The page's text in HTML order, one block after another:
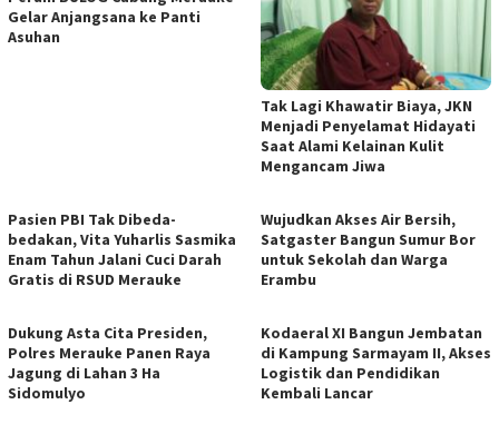
Gelar Anjangsana ke Panti
Asuhan
Tak Lagi Khawatir Biaya, JKN
Menjadi Penyelamat Hidayati
Saat Alami Kelainan Kulit
Mengancam Jiwa
Pasien PBI Tak Dibeda-
bedakan, Vita Yuharlis Sasmika
Enam Tahun Jalani Cuci Darah
Gratis di RSUD Merauke
​Wujudkan Akses Air Bersih,
Satgaster Bangun Sumur Bor
untuk Sekolah dan Warga
Erambu
​Dukung Asta Cita Presiden,
Polres Merauke Panen Raya
Jagung di Lahan 3 Ha
Sidomulyo
Kodaeral XI Bangun Jembatan
di Kampung Sarmayam II, Akses
Logistik dan Pendidikan
Kembali Lancar